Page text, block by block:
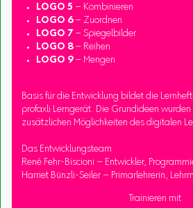
LOGO 5 – Kombinieren
LOGO 6– Zuordnen
LOGO 7 – Spiegelbilder
LOGO 8– Reihen
LOGO 9– Mengen
Basis für die Entwicklung bildet die
profaxli Lerngerät. Die Grundideen
zusätzlichen Möglichkeiten des digitalen
Das Entwicklungsteam
René Fehr-Biscioni – Entwickler,
Harriet Bünzli-Seiler – Primarlehrerin,
Trainieren mit